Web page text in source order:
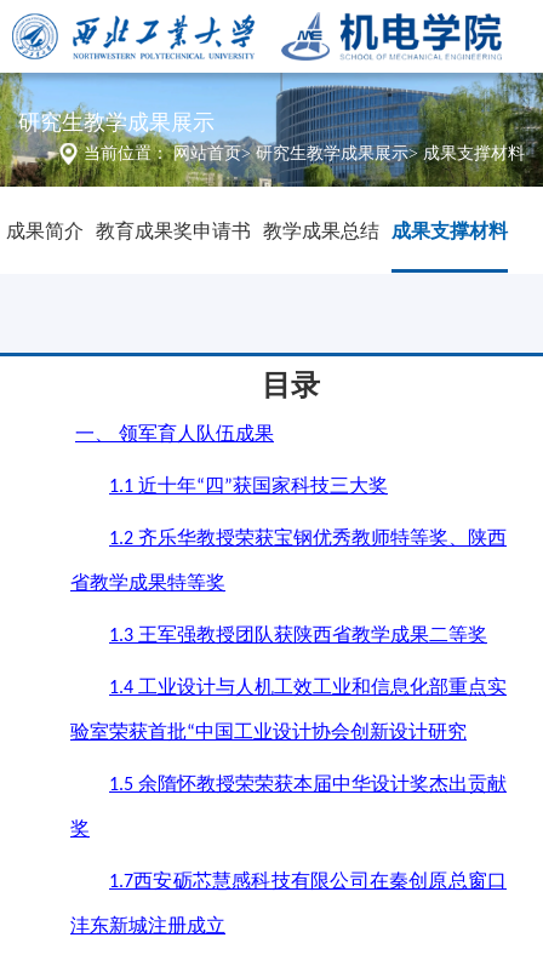
研究生教学成果展示
当前位置： 网站首页> 研究生教学成果展示> 成果支撑材料
成果简介 教育成果奖申请书 教学成果总结 成果支撑材料
目录
一、 领军育人队伍成果
1.1 近十年“ 四”获国家科技三大奖
1.2 齐乐华教授荣获宝钢优秀教师特等奖、陕西
省教学成果特等奖
1.3 王军强教授团队获陕西省教学成果二等奖
1.4 工业设计与人机工效工业和信息化部重点实
验室荣获首批“中国工业设计协会创新设计研究
1.5 余隋怀教授荣荣获本届中华设计奖杰出贡献
奖
1.7西安砺芯慧感科技有限公司在秦创原总窗口
沣东新城注册成立